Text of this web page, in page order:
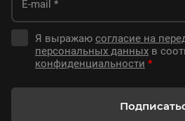
Я выражаю согласие на
персональных данных в
конфиденциальности *